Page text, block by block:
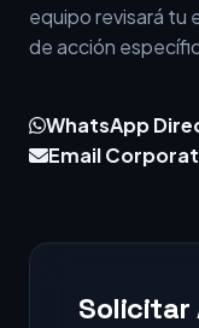
equipo revisará tu
de acción
WhatsApp
Email
Solicitar